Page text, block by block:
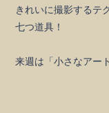
きれいに撮影するテ
七つ道具！
来週は「小さなアー